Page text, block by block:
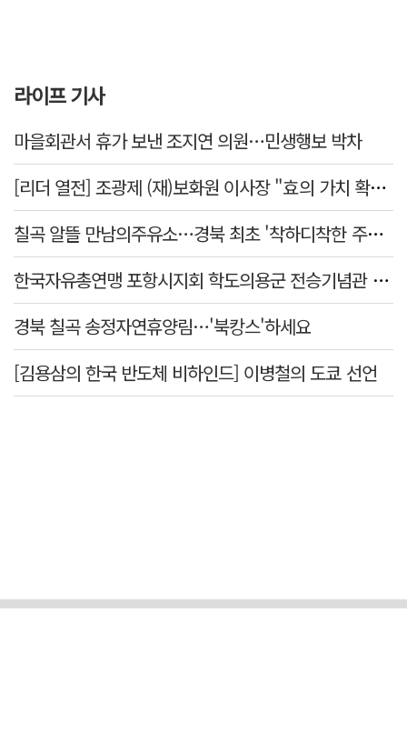
라이프 기사
마을회관서 휴가 보낸 조지연 의원…민생행보 박차
[리더 열전] 조광제 (재)보화원 이사장 "효의 가치 확산 위해 젊은층 참여 이끌어낼 것"
칠곡 알뜰 만남의주유소…경북 최초 '착하디착한 주유소' 선정
한국자유총연맹 포항시지회 학도의용군 전승기념관 방문
경북 칠곡 송정자연휴양림…'북캉스'하세요
[김용삼의 한국 반도체 비하인드] 이병철의 도쿄 선언